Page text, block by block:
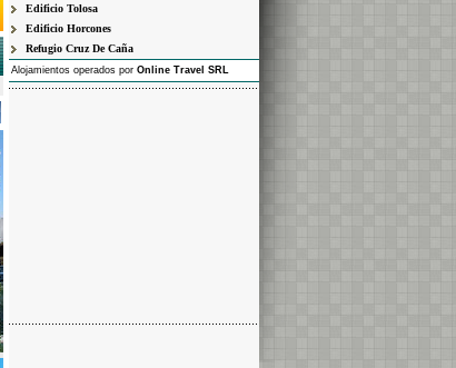
Edificio Tolosa
Edificio Horcones
Refugio Cruz De Caña
Alojamientos operados por Online Travel SRL